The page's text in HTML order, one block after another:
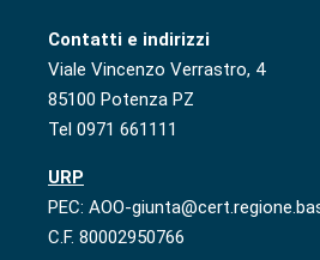
Contatti e indirizzi
Viale Vincenzo Verrastro, 4
85100 Potenza PZ
Tel 0971 661111
URP
PEC: AOO-
C.F. 80002950766